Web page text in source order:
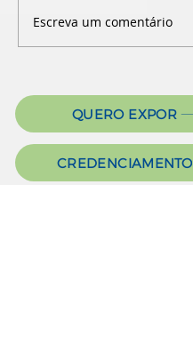
Escreva um comentário
QUERO EXPOR
CREDENCIAMENTO